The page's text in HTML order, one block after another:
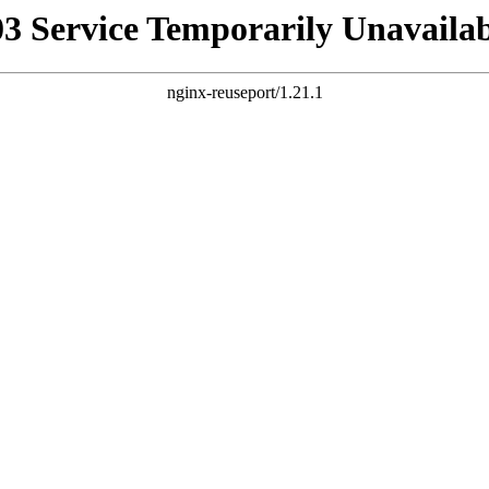
Service Temporarily
nginx-reuseport/1.21.1